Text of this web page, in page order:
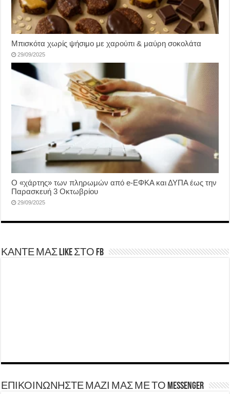
Μπισκότα χωρίς ψήσιμο με χαρούπι & μαύρη σοκολάτα
29/09/2025
Ο «χάρτης» των πληρωμών από e-ΕΦΚΑ και ΔΥΠΑ έως την
Παρασκευή 3 Οκτωβρίου
29/09/2025
ΚΑΝΤΕ ΜΑΣ LIKE ΣΤΟ FB
ΕΠΙΚΟΙΝΩΝΗΣΤΕ ΜΑΖΙ ΜΑΣ ΜΕ ΤΟ Messenger